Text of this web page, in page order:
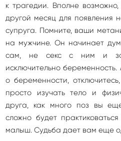
к трагедии. Вполне
другой месяц для появления
супруга. Помните, ваши
на мужчине. Он начинает
сам, не секс с ним и
исключительно
о беременности,
просто изучать тело и
друга, как много поз вы
сложно будет
малыш. Судьба дает вам еще